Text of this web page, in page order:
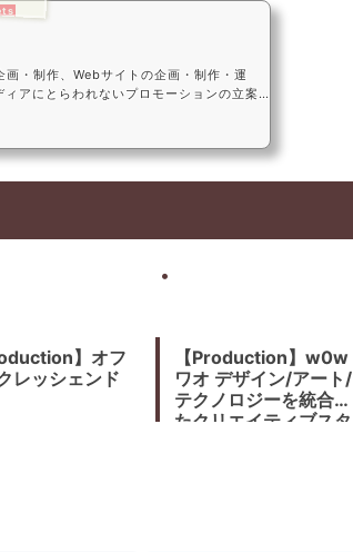
・制作、Webサイトの企画・制作・運
アにとらわれないプロモーションの立案
】オフ
レッシェンド
【Production】w0w
ワオ デザイン/アート/
テクノロジーを統合し
たクリエイティブスタ